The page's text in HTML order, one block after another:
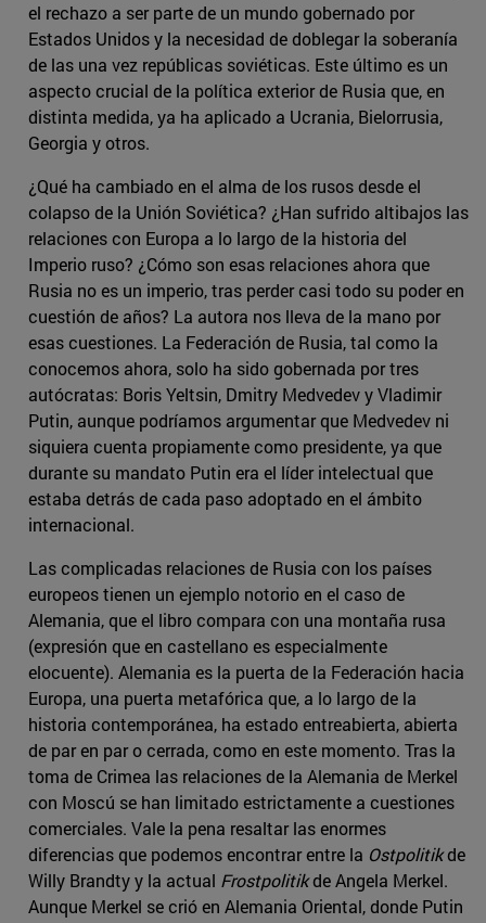
el rechazo a ser parte de un mundo gobernado por
Estados Unidos y la necesidad de doblegar la soberanía
de las una vez repúblicas soviéticas. Este último es un
aspecto crucial de la política exterior de Rusia que, en
distinta medida, ya ha aplicado a Ucrania, Bielorrusia,
Georgia y otros.
¿Qué ha cambiado en el alma de los rusos desde el
colapso de la Unión Soviética? ¿Han sufrido altibajos las
relaciones con Europa a lo largo de la historia del
Imperio ruso? ¿Cómo son esas relaciones ahora que
Rusia no es un imperio, tras perder casi todo su poder en
cuestión de años? La autora nos lleva de la mano por
esas cuestiones. La Federación de Rusia, tal como la
conocemos ahora, solo ha sido gobernada por tres
autócratas: Boris Yeltsin, Dmitry Medvedev y Vladimir
Putin, aunque podríamos argumentar que Medvedev ni
siquiera cuenta propiamente como presidente, ya que
durante su mandato Putin era el líder intelectual que
estaba detrás de cada paso adoptado en el ámbito
internacional.
Las complicadas relaciones de Rusia con los países
europeos tienen un ejemplo notorio en el caso de
Alemania, que el libro compara con una montaña rusa
(expresión que en castellano es especialmente
elocuente). Alemania es la puerta de la Federación hacia
Europa, una puerta metafórica que, a lo largo de la
historia contemporánea, ha estado entreabierta, abierta
de par en par o cerrada, como en este momento. Tras la
toma de Crimea las relaciones de la Alemania de Merkel
con Moscú se han limitado estrictamente a cuestiones
comerciales. Vale la pena resaltar las enormes
diferencias que podemos encontrar entre la Ostpolitikde
Willy Brandty y la actual Frostpolitikde Angela Merkel.
Aunque Merkel se crió en Alemania Oriental, donde Putin